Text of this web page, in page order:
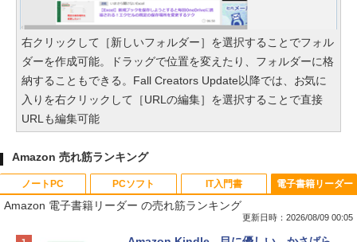
右クリックして［新しいフォルダー］を選択することでフォル
ダーを作成可能。ドラッグで位置を変えたり、フォルダーに格
納することもできる。Fall Creators Update以降では、お気に
入りを右クリックして［URLの編集］を選択することで直接
URLも編集可能
Amazon 売れ筋ランキング
ノートPC PCソフト IT入門書 電子書籍リーダー
Amazon 電子書籍リーダー の売れ筋ランキング
更新日時：2026/08/09 00:05